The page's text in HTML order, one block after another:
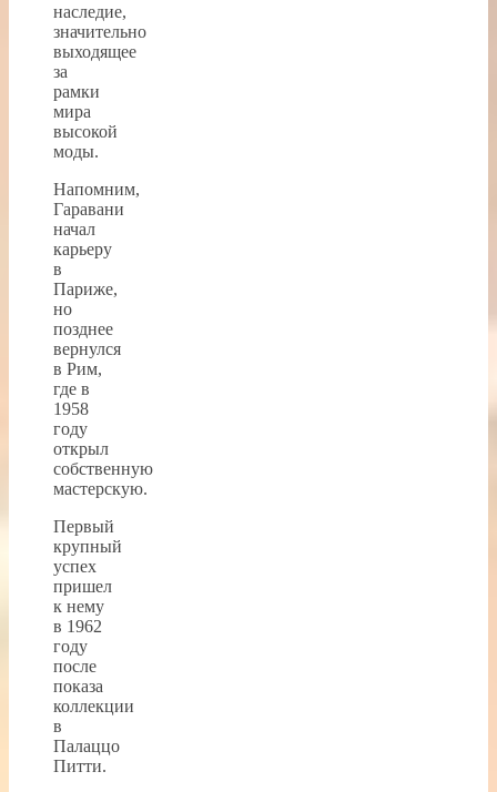
наследие,
значительно
выходящее
за
рамки
мира
высокой
моды.
Напомним,
Гаравани
начал
карьеру
в
Париже,
но
позднее
вернулся
в Рим,
где в
1958
году
открыл
собственную
мастерскую.
Первый
крупный
успех
пришел
к нему
в 1962
году
после
показа
коллекции
в
Палаццо
Питти.